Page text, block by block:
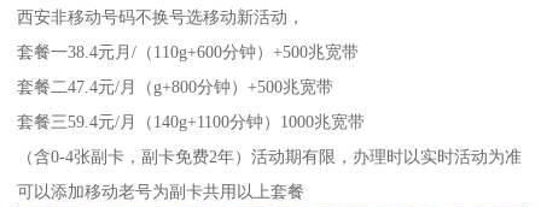
西安非移动号码不换号选移动新活动，
套餐一38.4元月/（110g+600分钟）+500兆宽带
套餐二47.4元/月（g+800分钟）+500兆宽带
套餐三59.4元/月（140g+1100分钟）1000兆宽带
（含0-4张副卡，副卡免费2年）活动期有限，办理时以实时活动为准
可以添加移动老号为副卡共用以上套餐